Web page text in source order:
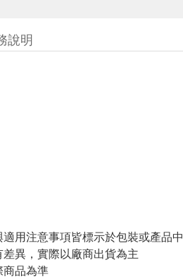
說明
用注意事項皆標示於包裝或產品中
異，實際以廠商出貨為主
品為準